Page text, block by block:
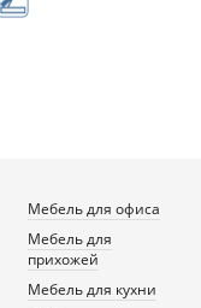
Мебель для офиса
Мебель для
прихожей
Мебель для кухни